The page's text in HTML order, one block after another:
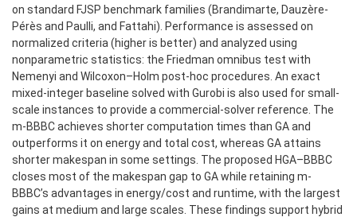
on standard FJSP benchmark families (Brandimarte, Dauzère-
Pérès and Paulli, and Fattahi). Performance is assessed on
normalized criteria (higher is better) and analyzed using
nonparametric statistics: the Friedman omnibus test with
Nemenyi and Wilcoxon–Holm post-hoc procedures. An exact
mixed-integer baseline solved with Gurobi is also used for small-
scale instances to provide a commercial-solver reference. The
m-BBBC achieves shorter computation times than GA and
outperforms it on energy and total cost, whereas GA attains
shorter makespan in some settings. The proposed HGA–BBBC
closes most of the makespan gap to GA while retaining m-
BBBC’s advantages in energy/cost and runtime, with the largest
gains at medium and large scales. These findings support hybrid